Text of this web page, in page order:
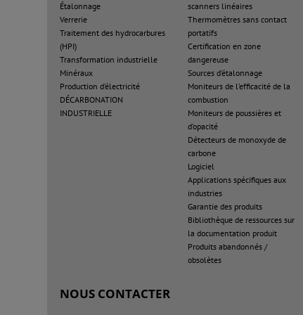
Étalonnage
Verrerie
Traitement des hydrocarbures
(HPI)
Transformation industrielle
Minéraux
Production d’électricité
DÉCARBONATION
INDUSTRIELLE
scanners linéaires
Thermomètres sans contact
portatifs
Certification en zone
dangereuse
Sources d’étalonnage
Moniteurs de l’efficacité de la
combustion
Moniteurs de poussières et
d’opacité
Détecteurs de monoxyde de
carbone
Logiciel
Applications spécifiques aux
industries
Garantie des produits
Bibliothèque de ressources sur
la documentation produit
Produits abandonnés /
obsolètes
NOUS CONTACTER